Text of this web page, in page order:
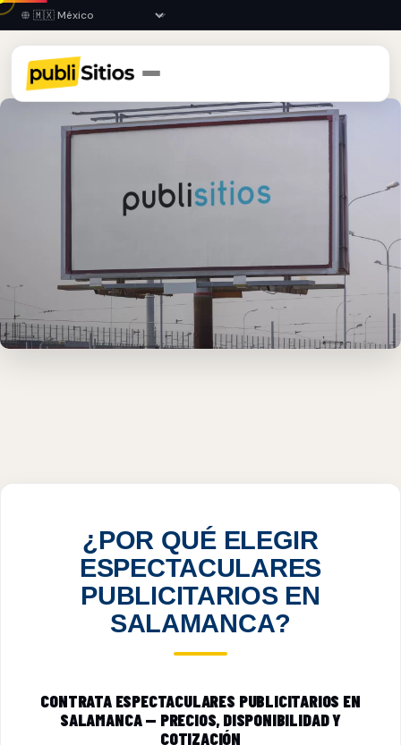
¿POR QUÉ ELEGIR
ESPECTACULARES
PUBLICITARIOS EN
SALAMANCA?
CONTRATA ESPECTACULARES PUBLICITARIOS EN
SALAMANCA — PRECIOS, DISPONIBILIDAD Y
COTIZACIÓN